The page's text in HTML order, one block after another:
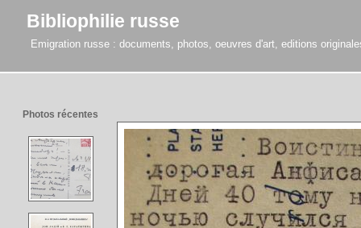
Bibliophilie russe
Emigration russe : documents, photos, oeuvres d'art, editions
Photos récentes